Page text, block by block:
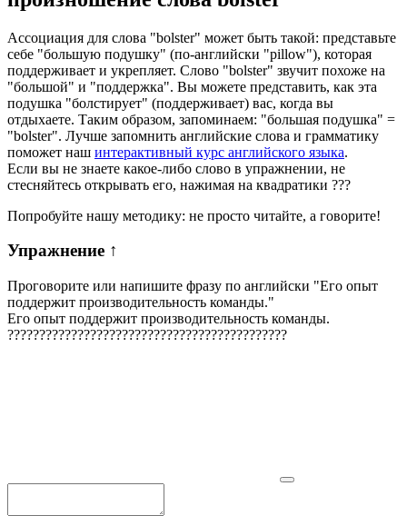
Ассоциация для слова "bolster" может быть такой: представьте
себе "большую подушку" (по-английски "pillow"), которая
поддерживает и укрепляет. Слово "bolster" звучит похоже на
"большой" и "поддержка". Вы можете представить, как эта
подушка "болстирует" (поддерживает) вас, когда вы
отдыхаете. Таким образом, запоминаем: "большая подушка" =
"bolster". Лучше запомнить английские слова и грамматику
поможет наш интерактивный курс английского языка.
Если вы не знаете какое-либо слово в упражнении, не
стесняйтесь открывать его, нажимая на квадратики ???
Попробуйте нашу методику: не просто читайте, а говорите!
Упражнение ↑
Проговорите или напишите фразу по английски "Его опыт
поддержит производительность команды."
Его опыт поддержит производительность команды.
????????????????????????????????????????????